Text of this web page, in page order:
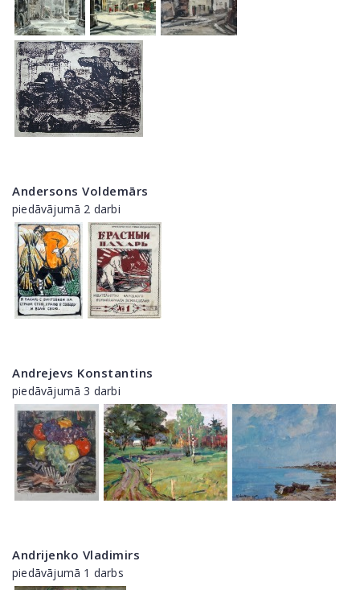
Andersons Voldemārs
piedāvājumā 2 darbi
Andrejevs Konstantins
piedāvājumā 3 darbi
Andrijenko Vladimirs
piedāvājumā 1 darbs